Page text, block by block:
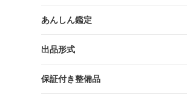
あんしん鑑定
出品形式
保証付き整備品